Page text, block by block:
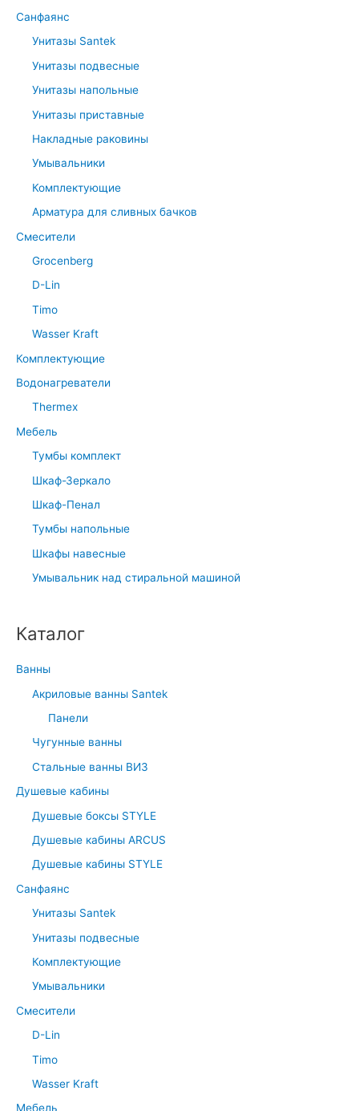
Санфаянс
Унитазы Santek
Унитазы подвесные
Унитазы напольные
Унитазы приставные
Накладные раковины
Умывальники
Комплектующие
Арматура для сливных бачков
Смесители
Grocenberg
D-Lin
Timo
Wasser Kraft
Комплектующие
Водонагреватели
Thermex
Мебель
Тумбы комплект
Шкаф-Зеркало
Шкаф-Пенал
Тумбы напольные
Шкафы навесные
Умывальник над стиральной машиной
Каталог
Ванны
Акриловые ванны Santek
Панели
Чугунные ванны
Стальные ванны ВИЗ
Душевые кабины
Душевые боксы STYLE
Душевые кабины ARCUS
Душевые кабины STYLE
Санфаянс
Унитазы Santek
Унитазы подвесные
Комплектующие
Умывальники
Смесители
D-Lin
Timo
Wasser Kraft
Мебель